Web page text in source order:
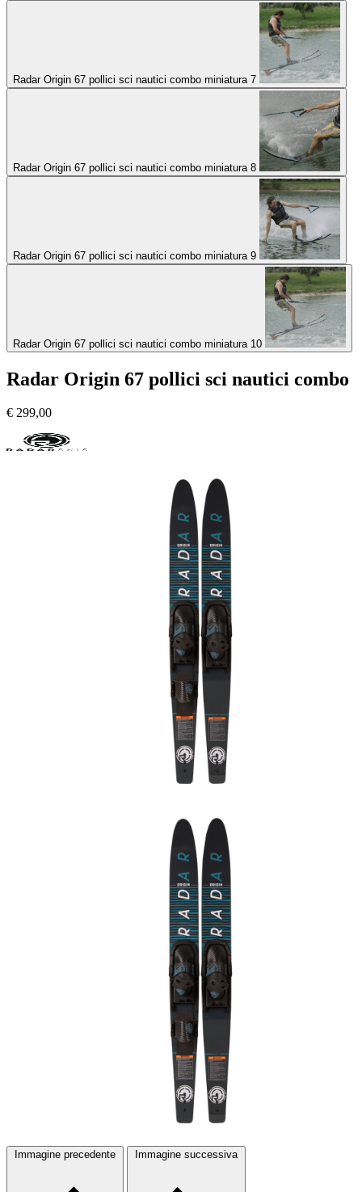
Radar Origin 67 pollici sci nautici combo miniatura 7
Radar Origin 67 pollici sci nautici combo miniatura 8
Radar Origin 67 pollici sci nautici combo miniatura 9
Radar Origin 67 pollici sci nautici combo miniatura 10
Radar Origin 67 pollici sci nautici combo
€ 299,00
Immagine precedente Immagine successiva